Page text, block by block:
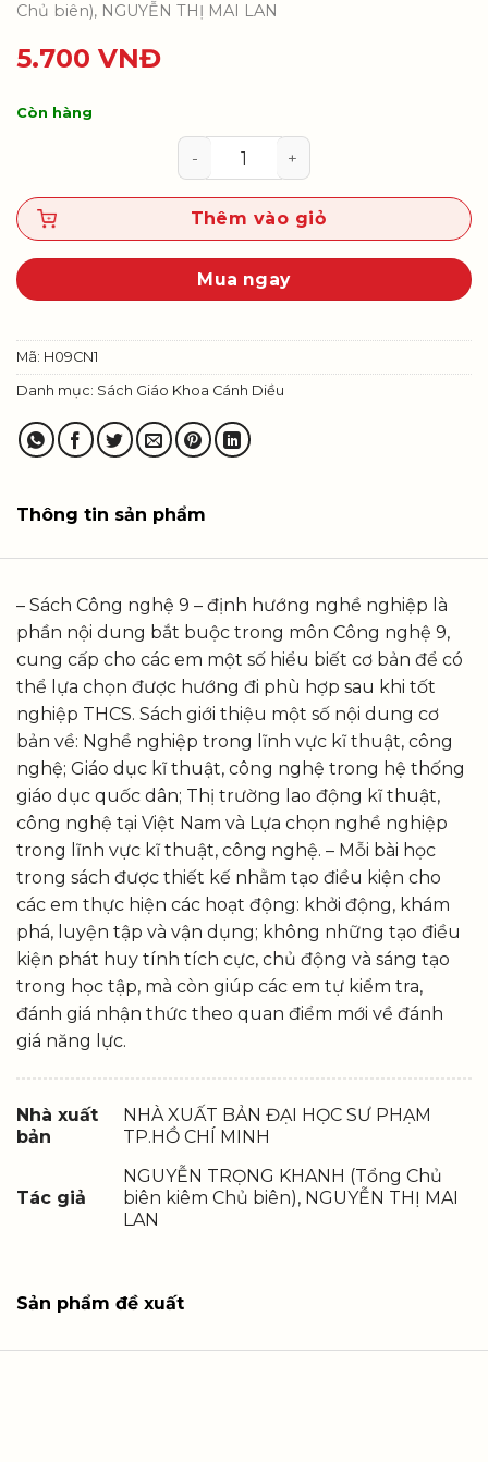
Chủ biên), NGUYỄN THỊ MAI LAN
5.700 VNĐ
Còn hàng
Công nghệ 9 - Định hướng nghề
Thêm vào giỏ
Mua ngay
Mã: H09CN1
Danh mục: Sách Giáo Khoa Cánh Diều
Thông tin sản phẩm
– Sách Công nghệ 9 – định hướng nghề nghiệp là
phần nội dung bắt buộc trong môn Công nghệ 9,
cung cấp cho các em một số hiểu biết cơ bản để có
thể lựa chọn được hướng đi phù hợp sau khi tốt
nghiệp THCS. Sách giới thiệu một số nội dung cơ
bản về: Nghề nghiệp trong lĩnh vực kĩ thuật, công
nghệ; Giáo dục kĩ thuật, công nghệ trong hệ thống
giáo dục quốc dân; Thị trường lao động kĩ thuật,
công nghệ tại Việt Nam và Lựa chọn nghề nghiệp
trong lĩnh vực kĩ thuật, công nghệ. – Mỗi bài học
trong sách được thiết kế nhằm tạo điều kiện cho
các em thực hiện các hoạt động: khởi động, khám
phá, luyện tập và vận dụng; không những tạo điều
kiện phát huy tính tích cực, chủ động và sáng tạo
trong học tập, mà còn giúp các em tự kiểm tra,
đánh giá nhận thức theo quan điểm mới về đánh
giá năng lực.
Nhà xuất
bản
NHÀ XUẤT BẢN ĐẠI HỌC SƯ PHẠM
TP.HỒ CHÍ MINH
Tác giả
NGUYỄN TRỌNG KHANH (Tổng Chủ
biên kiêm Chủ biên), NGUYỄN THỊ MAI
LAN
Sản phẩm đề xuất